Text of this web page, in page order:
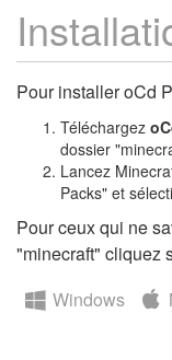
Pour installer oCd
Téléchargez
dossier
Lancez
Packs" et
Pour ceux qui ne
"minecraft" cliquez
Windows